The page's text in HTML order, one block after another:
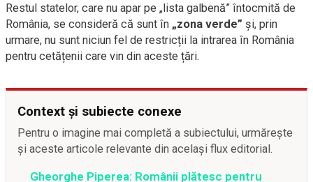
Restul statelor, care nu apar pe „lista galbenă” întocmită de
România, se consideră că sunt în „zona verde” și, prin
urmare, nu sunt niciun fel de restricții la intrarea în România
pentru cetățenii care vin din aceste țări.
Context și subiecte conexe
Pentru o imagine mai completă a subiectului, urmărește
și aceste articole relevante din același flux editorial.
Gheorghe Piperea: Românii plătesc pentru